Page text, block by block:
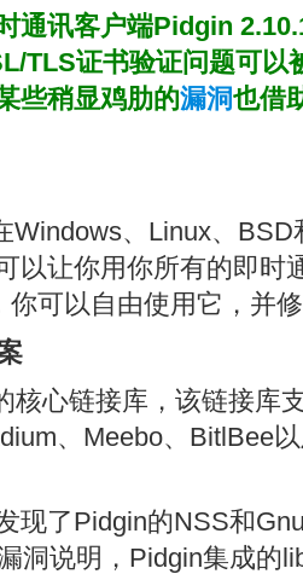
通讯客户端Pidgin
TLS证书验证问题可以
些稍显鸡肋的漏洞也借
Windows、Linux、
以让你用你所有的即时
你可以自由使用它，并
核心链接库，该链接库
、Meebo、BitlBee
现了Pidgin的NSS和
洞说明，Pidgin集成的